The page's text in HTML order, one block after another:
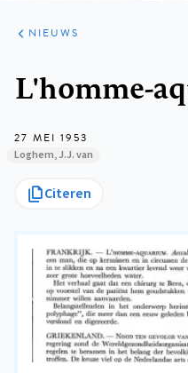
ARTIKELEN
HET
KORT
NIEUWS
L'homme-
27 MEI 1953
Loghem, J.J. van
Citeren